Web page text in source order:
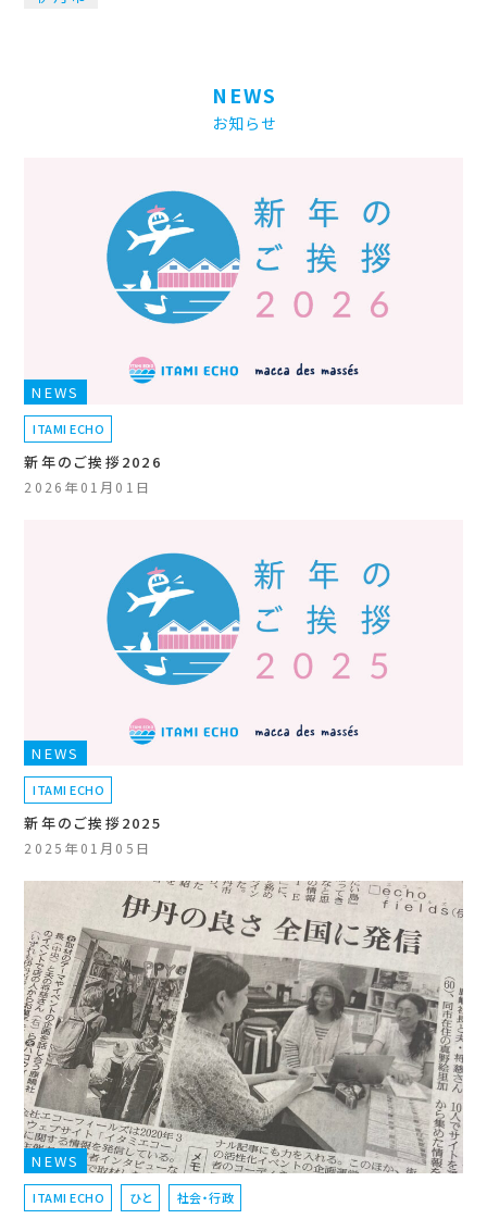
NEWS
お知らせ
NEWS
ITAMI ECHO
新年のご挨拶2026
2026年01月01日
NEWS
ITAMI ECHO
新年のご挨拶2025
2025年01月05日
NEWS
ITAMI ECHO ひと 社会・行政